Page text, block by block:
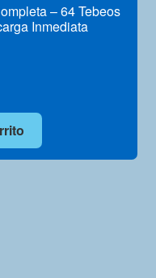
– 64 Tebeos
Inmediata